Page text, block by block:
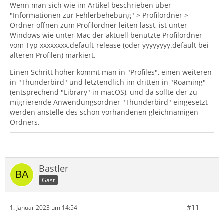
Wenn man sich wie im Artikel beschrieben über
"Informationen zur Fehlerbehebung" > Profilordner >
Ordner öffnen zum Profilordner leiten lässt, ist unter
Windows wie unter Mac der aktuell benutzte Profilordner
vom Typ xxxxxxxx.default-release (oder yyyyyyyy.default bei
älteren Profilen) markiert.
Einen Schritt höher kommt man in "Profiles", einen weiteren
in "Thunderbird" und letztendlich im dritten in "Roaming"
(entsprechend "Library" in macOS), und da sollte der zu
migrierende Anwendungsordner "Thunderbird" eingesetzt
werden anstelle des schon vorhandenen gleichnamigen
Ordners.
Bastler
Gast
1. Januar 2023 um 14:54 #11